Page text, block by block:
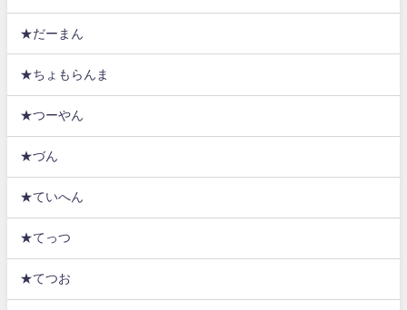
★だーまん
★ちょもらんま
★つーやん
★づん
★ていへん
★てっつ
★てつお